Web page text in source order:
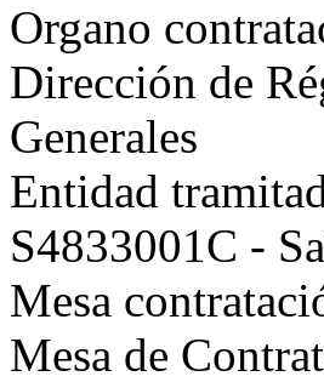
Organo
Dirección de
Generales
Entidad
S4833001C -
Mesa
Mesa de